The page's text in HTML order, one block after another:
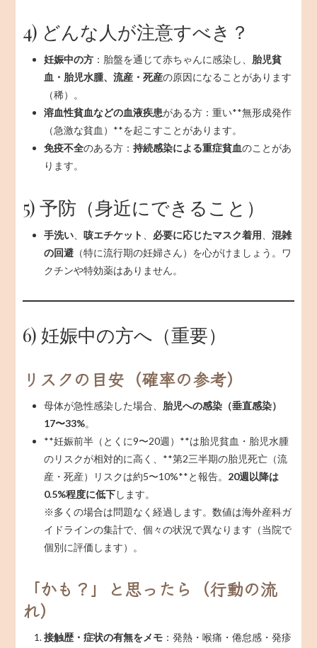
4) どんな人が注意すべき？
妊娠中の方 ：胎盤を通じて赤ちゃんに感染し、 胎児貧
血・胎児水腫、流産・死産の原因になることがあります
（稀）。
溶血性貧血などの血液疾患がある方：重い**無形成発作
（急激な貧血）**を起こすことがあります。
免疫不全のある方：持続感染による重症貧血のことがあ
ります。
5) 予防（身近にできること）
手洗い 、咳エチケット 必要に応じたマスク着用 、混雑
の回避 （特に流行期の妊婦さん）を心がけましょう。ワ
クチンや特効薬はありません。
6) 妊娠中の方へ（重要）
リスクの目安（確率の参考）
母体が急性感染した場合、 胎児への感染（垂直感染）
17〜33%。
**妊娠前半（とくに9〜20週）**は胎児貧血・胎児水腫
のリスクが相対的に高く、**第2三半期の胎児死亡（流
産・死産）リスクは約5〜10%**と報告。 20週以降は
0.5%程度に低下します。
※多くの場合は問題なく経過します。数値は海外産科ガ
イドラインの集計で、個々の状況で異なります（当院で
個別に評価します）。
「かも？」と思ったら（行動の流
れ）
接触歴・症状の有無をメモ ：発熱・喉痛・倦怠感・発疹